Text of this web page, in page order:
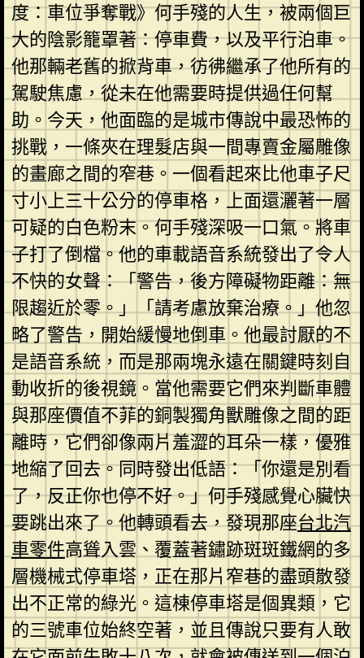
度：車位爭奪戰》何手殘的人生，被兩個巨
大的陰影籠罩著：停車費，以及平行泊車。
他那輛老舊的掀背車，彷彿繼承了他所有的
駕駛焦慮，從未在他需要時提供過任何幫
助。今天，他面臨的是城市傳說中最恐怖的
挑戰，一條夾在理髮店與一間專賣金屬雕像
的畫廊之間的窄巷。一個看起來比他車子尺
寸小上三十公分的停車格，上面還灑著一層
可疑的白色粉末。何手殘深吸一口氣。將車
子打了倒檔。他的車載語音系統發出了令人
不快的女聲：「警告，後方障礙物距離：無
限趨近於零。」「請考慮放棄治療。」他忽
略了警告，開始緩慢地倒車。他最討厭的不
是語音系統，而是那兩塊永遠在關鍵時刻自
動收折的後視鏡。當他需要它們來判斷車體
與那座價值不菲的銅製獨角獸雕像之間的距
離時，它們卻像兩片羞澀的耳朵一樣，優雅
地縮了回去。同時發出低語：「你還是別看
了，反正你也停不好。」何手殘感覺心臟快
要跳出來了。他轉頭看去，發現那座台北汽
車零件高聳入雲、覆蓋著鏽跡斑斑鐵網的多
層機械式停車塔，正在那片窄巷的盡頭散發
出不正常的綠光。這棟停車塔是個異類，它
的三號車位始終空著，並且傳說只要有人敢